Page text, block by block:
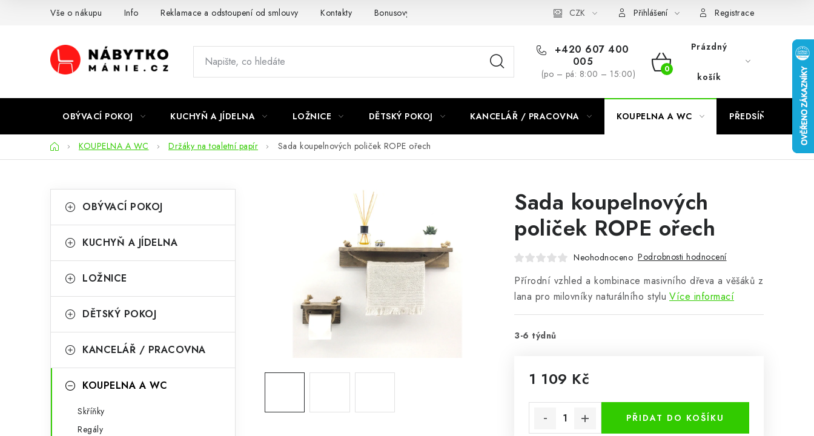
Vše o nákupu Info Reklamace a odstoupení od smlouvy Kontakty Bonusový program NBM+ CZK Přihlášení Registrace
+420 607 400
005
(po – pá: 8:00 – 15:00)
NÁKUPNÍ
Prázdný
košík
OBÝVACÍ POKOJ KUCHYŇ A JÍDELNA LOŽNICE DĚTSKÝ POKOJ KANCELÁŘ / PRACOVNA KOUPELNA A WC PŘEDSÍŇ
DomůKOUPELNA A WC Držáky na toaletní papír Sada koupelnových poliček ROPE ořech
o
t
r
n
n
kategorie
a
e
o
i
OBÝVACÍ POKOJ
KUCHYŇ A JÍDELNA
LOŽNICE
DĚTSKÝ POKOJ
KANCELÁŘ / PRACOVNA
KOUPELNA A WC
Skříňky
Regály
Sada koupelnových
poliček ROPE ořech
Neohodnoceno Podrobnosti hodnocení
Přírodní vzhled a kombinace masivního dřeva a věšáků z
lana pro milovníky naturálního stylu Více informací
3-6 týdnů
1 109 Kč
PŘIDAT DO KOŠÍKU